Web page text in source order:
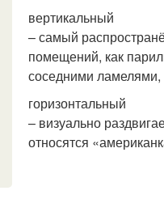
вертикальный
– самый
помещений, как
соседними ламелями,
горизонтальный
– визуально
относятся